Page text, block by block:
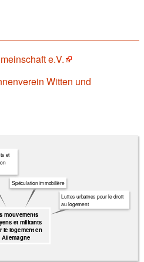
e.V.
Witten und
mouvements
et militants
le logement en
Allemagne
Luttes urbaines pour le droit
au logement
Spéculation immobilière
et